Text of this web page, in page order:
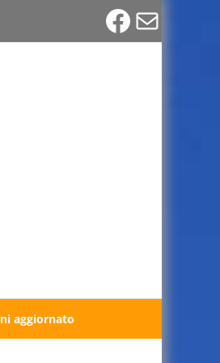
Email
aggiornato